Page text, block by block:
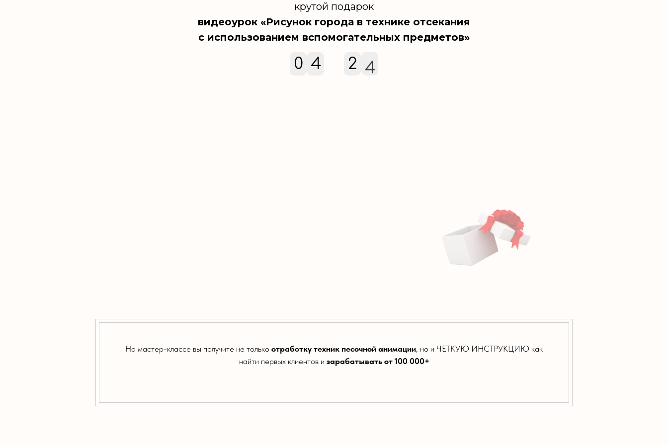
крутой подарок
видеоурок «Рисунок города в технике отсекания
с использованием вспомогательных предметов»
0 4
2
2
На мастер-классе вы получите не только отработку техник песочной анимации, но и ЧЕТКУЮ ИНСТРУКЦИЮ как
найти первых клиентов и зарабатывать от 100 000+